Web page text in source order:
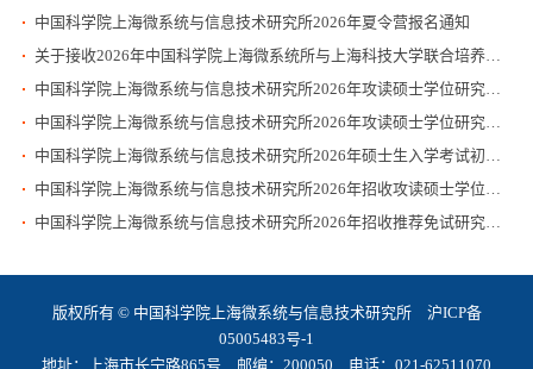
中国科学院上海微系统与信息技术研究所2026年夏令营报名通知
关于接收2026年中国科学院上海微系统所与上海科技大学联合培养硕士招收调剂考生的通知
中国科学院上海微系统与信息技术研究所2026年攻读硕士学位研究生复试规程的公示
中国科学院上海微系统与信息技术研究所2026年攻读硕士学位研究生入学考试复试分数线
中国科学院上海微系统与信息技术研究所2026年硕士生入学考试初试成绩查询及成绩复查公告
中国科学院上海微系统与信息技术研究所2026年招收攻读硕士学位研究生招生简章
中国科学院上海微系统与信息技术研究所2026年招收推荐免试研究生公告
版权所有 © 中国科学院上海微系统与信息技术研究所 沪ICP备
05005483号-1
地址：上海市长宁路865号 邮编：200050 电话：021-62511070